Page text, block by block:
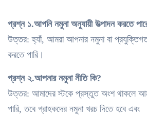
প্রশ্ন ১.আপনি নমুনা অনুযায়ী উত্পাদন করতে
উত্তর: হ্যাঁ, আমরা আপনার নমুনা বা
করতে পারি।
প্রশ্ন ২.আপনার নমুনা নীতি কি?
উত্তর: আমাদের স্টকে প্রস্তুত অংশ থাকলে
পারি, তবে গ্রাহকদের নমুনা খরচ দিতে হবে এবং